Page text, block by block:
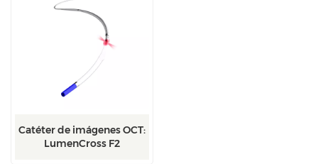
Catéter de imágenes OCT:
LumenCross F2